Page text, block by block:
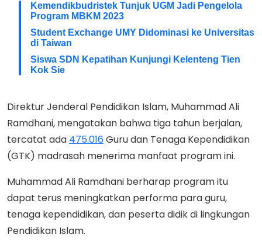
Kemendikbudristek Tunjuk UGM Jadi Pengelola
Program MBKM 2023
Student Exchange UMY Didominasi ke Universitas
di Taiwan
Siswa SDN Kepatihan Kunjungi Kelenteng Tien
Kok Sie
Direktur Jenderal Pendidikan Islam, Muhammad Ali
Ramdhani, mengatakan bahwa tiga tahun berjalan,
tercatat ada 475.016Guru dan Tenaga Kependidikan
(GTK) madrasah menerima manfaat program ini.
Muhammad Ali Ramdhani berharap program itu
dapat terus meningkatkan performa para guru,
tenaga kependidikan, dan peserta didik di lingkungan
Pendidikan Islam.